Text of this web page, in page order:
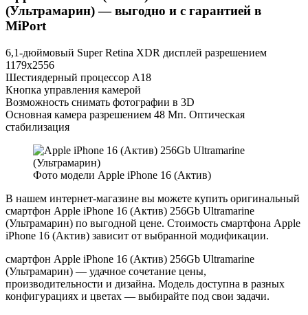
(Ультрамарин) — выгодно и с гарантией в
MiPort
6,1-дюймовый Super Retina XDR дисплей разрешением
1179x2556
Шестиядерный процессор А18
Кнопка управления камерой
Возможность снимать фотографии в 3D
Основная камера разрешением 48 Мп. Оптическая
стабилизация
Фото модели Apple iPhone 16 (Актив)
В нашем интернет-магазине вы можете купить оригинальный
смартфон Apple iPhone 16 (Актив) 256Gb Ultramarine
(Ультрамарин) по выгодной цене. Стоимость смартфона Apple
iPhone 16 (Актив) зависит от выбранной модификации.
смартфон Apple iPhone 16 (Актив) 256Gb Ultramarine
(Ультрамарин) — удачное сочетание цены,
производительности и дизайна. Модель доступна в разных
конфигурациях и цветах — выбирайте под свои задачи.